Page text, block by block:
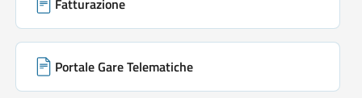
Fatturazione
Portale Gare Telematiche